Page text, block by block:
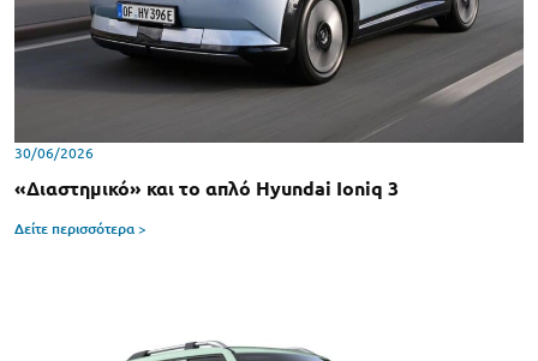
30/06/2026
«Διαστημικό» και το απλό Hyundai Ioniq 3
Δείτε περισσότερα >